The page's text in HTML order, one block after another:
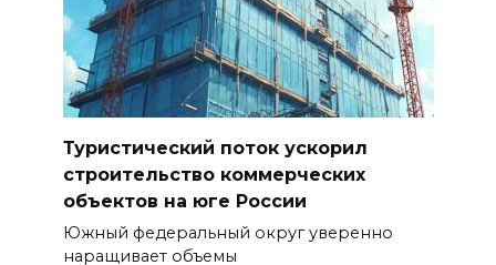
Туристический поток ускорил
строительство коммерческих
объектов на юге России
Южный федеральный округ уверенно
наращивает объемы